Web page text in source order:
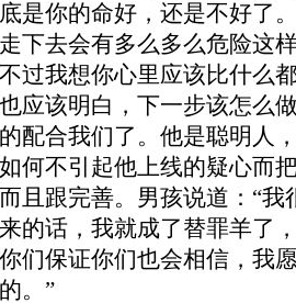
是你的命好，还是不好了
下去会有多么多么危险这
过我想你心里应该比什么
应该明白，下一步该怎么
配合我们了。他是聪明人
何不引起他上线的疑心而
且跟完善。男孩说道：“
的话，我就成了替罪羊了
们保证你们也会相信，我
。”